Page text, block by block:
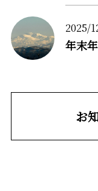
年末
2025/
more
お